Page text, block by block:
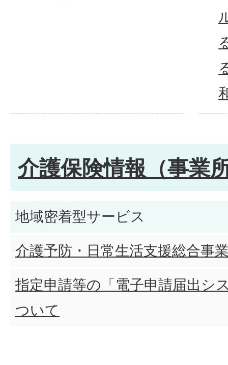
介護保険情報（事業
地域密着型サービス
介護予防・日常生活支援総合事
指定申請等の「電子申請届出シ
ついて